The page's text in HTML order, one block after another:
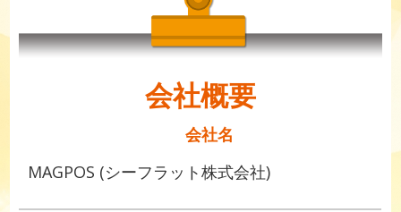
会社概要
会社名
MAGPOS (シーフラット株式会社)